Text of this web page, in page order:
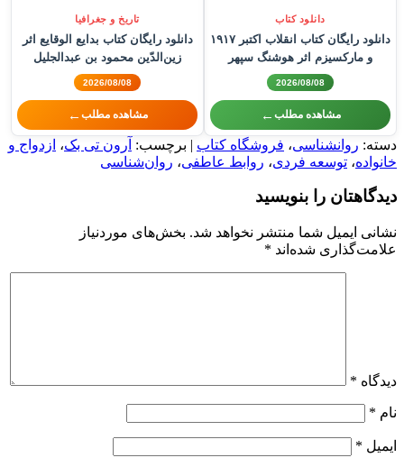
دانلود کتاب
دانلود رایگان کتاب انقلاب اکتبر ۱۹۱۷
و مارکسیزم اثر هوشنگ سپهر
2026/08/08
مشاهده مطلب ←
تاریخ و جغرافیا
دانلود رایگان کتاب بدایع الوقایع اثر
زین‌الدّین محمود بن عبدالجلیل
واصفی هروی
2026/08/08
مشاهده مطلب ←
دسته: روانشناسی، فروشگاه کتاب | برچسب: آرون تی بک، ازدواج و
خانواده، توسعه فردی، روابط عاطفی، روان‌شناسی
دیدگاهتان را بنویسید
نشانی ایمیل شما منتشر نخواهد شد. بخش‌های موردنیاز
علامت‌گذاری شده‌اند *
دیدگاه *
نام *
ایمیل *